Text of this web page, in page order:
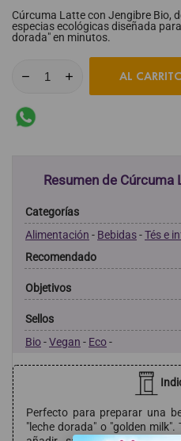
Cúrcuma Latte con Jengibre Bio,
especias ecológicas diseñada
dorada" en minutos.
AL
Resumen de
Categorías
Alimentación - Bebidas-Tés e
Recomendado
Objetivos
Sellos
Bio-Vegan - Eco-
Perfecto para preparar una
"leche dorada" o "golden